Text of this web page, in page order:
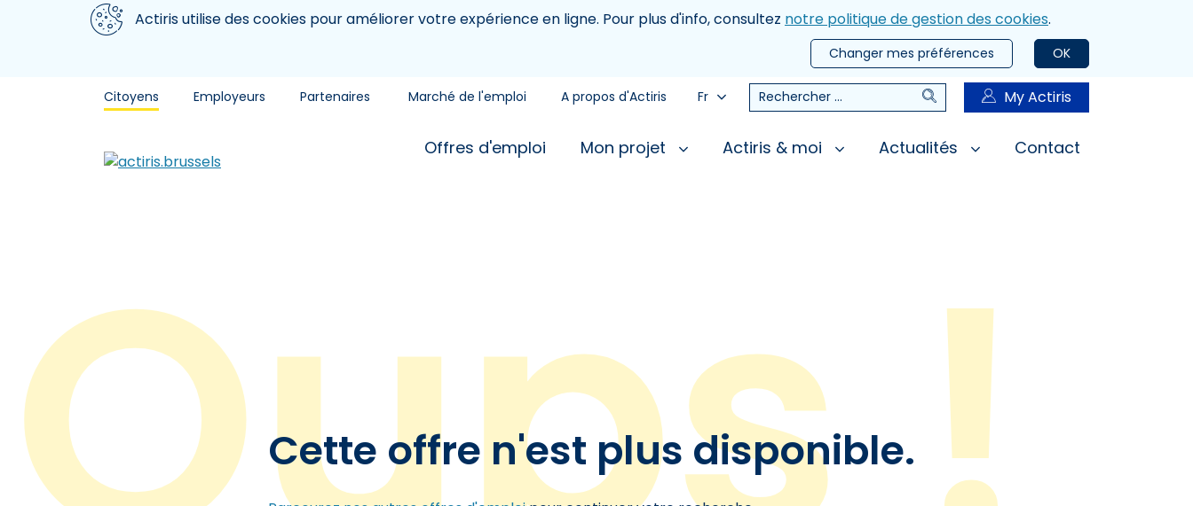
Aller au contenu principal
Nous utilisons des cookiesActiris utilise des cookies pour améliorer votre expérience en ligne. Pour plus d'info, consultez notre politique de gestion des cookies.
OK
Changer mes préférences
Citoyens Employeurs Partenaires Marché de l'emploi A propos d'Actiris Fr Rechercher RechercherMy Actiris
Offres d'emploi Mon projet Actiris & moi Actualités Contact
Cette offre n'est plus disponible.